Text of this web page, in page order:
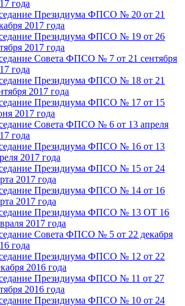
года
Президиума ФПСО № 20 от 21
2017 года
Президиума ФПСО № 19 от 26
2017 года
Совета ФПСО № 7 от 21 сентября
года
Президиума ФПСО № 18 от 21
2017 года
Президиума ФПСО № 17 от 15
2017 года
Совета ФПСО № 6 от 13 апреля
года
Президиума ФПСО № 16 от 13
2017 года
Президиума ФПСО № 15 от 24
2017 года
Президиума ФПСО № 14 от 16
2017 года
Президиума ФПСО № 13 ОТ 16
2017 года
Совета ФПСО № 5 от 22 декабря
года
Президиума ФПСО № 12 от 22
2016 года
Президиума ФПСО № 11 от 27
2016 года
Президиума ФПСО № 10 от 24